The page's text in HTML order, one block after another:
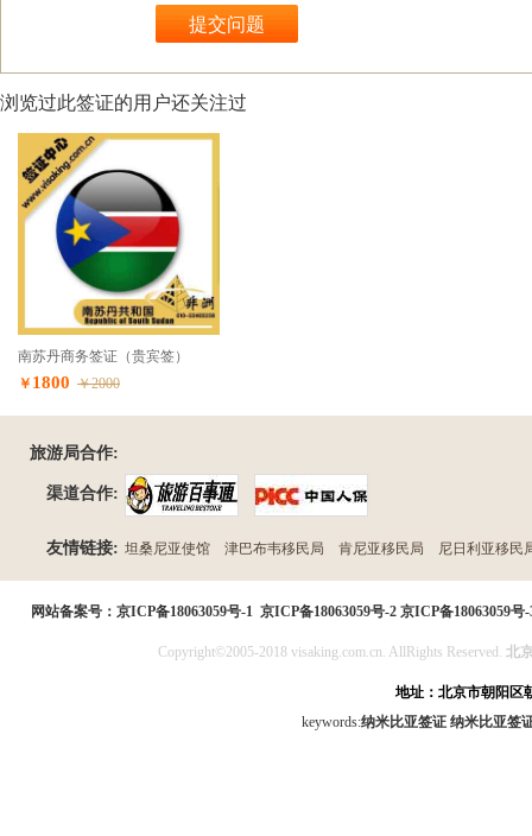
浏览过此签证的用户还关注过
南苏丹商务签证（贵宾签）
￥ 1800 ￥2000
旅游局合作:
渠道合作:
友情链接: 坦桑尼亚使馆 津巴布韦移民局 肯尼亚移民局 尼日利亚移民
网站备案号： 京ICP备18063059号-1 京ICP备18063059号-2 京ICP备18063059号-
Copyright©2005-2018 visaking.com.cn. AllRights Reserved. 北
地址：北京市朝阳区
keywords:纳米比亚签证 纳米比亚签